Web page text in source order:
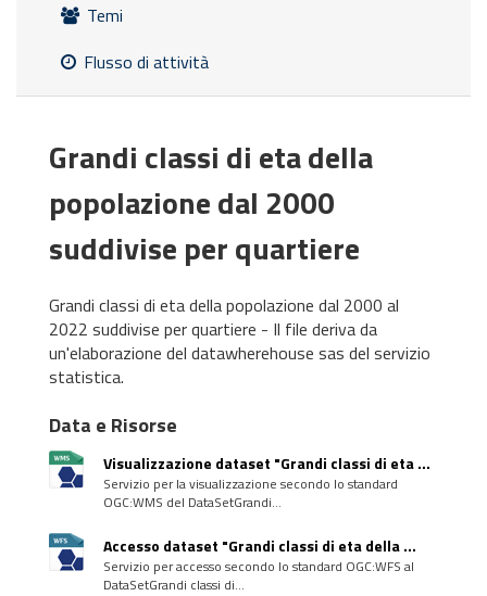
Temi
Flusso di attività
Grandi classi di eta della
popolazione dal 2000
suddivise per quartiere
Grandi classi di eta della popolazione dal 2000 al
2022 suddivise per quartiere - Il file deriva da
un'elaborazione del datawherehouse sas del servizio
statistica.
Data e Risorse
Visualizzazione dataset "Grandi classi di eta ...
Servizio per la visualizzazione secondo lo standard
OGC:WMS del DataSetGrandi...
Accesso dataset "Grandi classi di eta della ...
Servizio per accesso secondo lo standard OGC:WFS al
DataSetGrandi classi di...